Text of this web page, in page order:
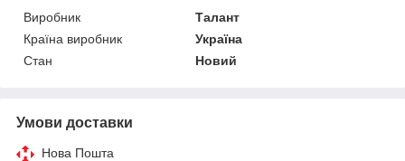
Виробник
Талант
Країна виробник
Україна
Стан
Новий
Умови доставки
Нова Пошта